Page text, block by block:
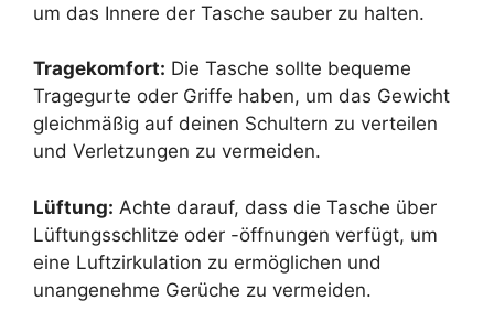
um das Innere der Tasche sauber zu halten.
Tragekomfort: Die Tasche sollte bequeme
Tragegurte oder Griffe haben, um das Gewicht
gleichmäßig auf deinen Schultern zu verteilen
und Verletzungen zu vermeiden.
Lüftung: Achte darauf, dass die Tasche über
Lüftungsschlitze oder -öffnungen verfügt, um
eine Luftzirkulation zu ermöglichen und
unangenehme Gerüche zu vermeiden.